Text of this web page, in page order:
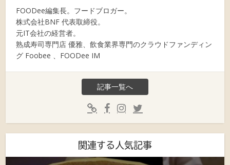
FOODee編集長。フードブロガー。
株式会社BNF 代表取締役。
元IT会社の経営者。
熟成寿司専門店 優雅、飲食業界専門のクラウドファンディン
グ Foobee 、FOODee IM
記事一覧へ
関連する人気記事